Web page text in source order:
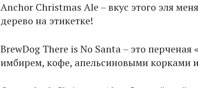
Anchor Christmas Ale – вкус этого эля
дерево на этикетке!
BrewDog There is No Santa – это перченая
имбирем, кофе, апельсиновыми корками